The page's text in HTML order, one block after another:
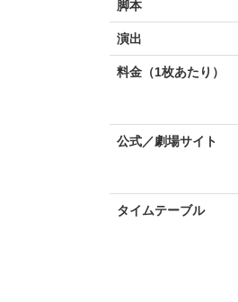
脚本
演出
料金（1枚あたり）
公式／劇場サイト
タイムテーブル